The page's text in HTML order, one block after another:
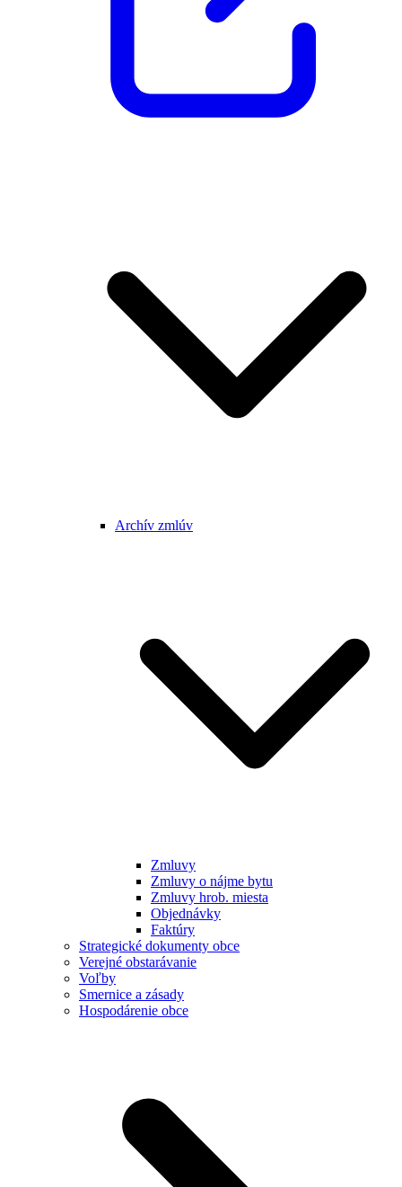
Archív zmlúv
Zmluvy
Zmluvy o nájme bytu
Zmluvy hrob. miesta
Objednávky
Faktúry
Strategické dokumenty obce
Verejné obstarávanie
Voľby
Smernice a zásady
Hospodárenie obce